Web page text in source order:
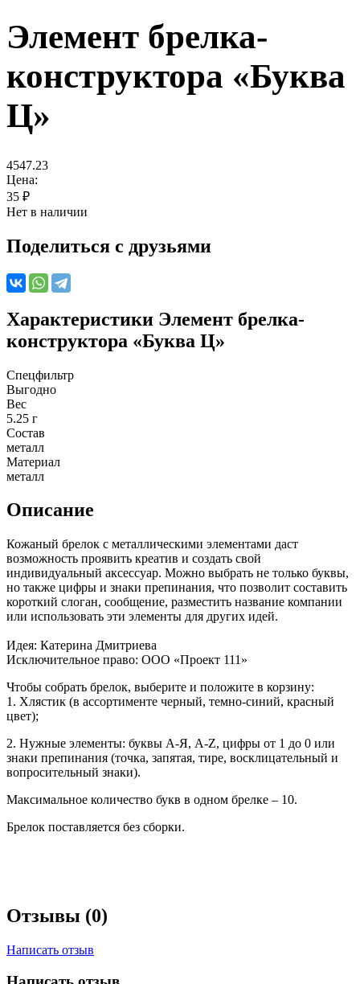
Элемент брелка-
конструктора «Буква
Ц»
4547.23
Цена:
35 ₽
Нет в наличии
Поделиться с друзьями
Характеристики Элемент брелка-
конструктора «Буква Ц»
Спецфильтр
Выгодно
Вес
5.25 г
Состав
металл
Материал
металл
Описание
Кожаный брелок с металлическими элементами даст
возможность проявить креатив и создать свой
индивидуальный аксессуар. Можно выбрать не только буквы,
но также цифры и знаки препинания, что позволит составить
короткий слоган, сообщение, разместить название компании
или использовать эти элементы для других идей.
Идея: Катерина Дмитриева
Исключительное право: ООО «Проект 111»
Чтобы собрать брелок, выберите и положите в корзину:
1. Хлястик (в ассортименте черный, темно-синий, красный
цвет);
2. Нужные элементы: буквы А-Я, A-Z, цифры от 1 до 0 или
знаки препинания (точка, запятая, тире, восклицательный и
вопросительный знаки).
Максимальное количество букв в одном брелке – 10.
Брелок поставляется без сборки.
Отзывы (0)
Написать отзыв